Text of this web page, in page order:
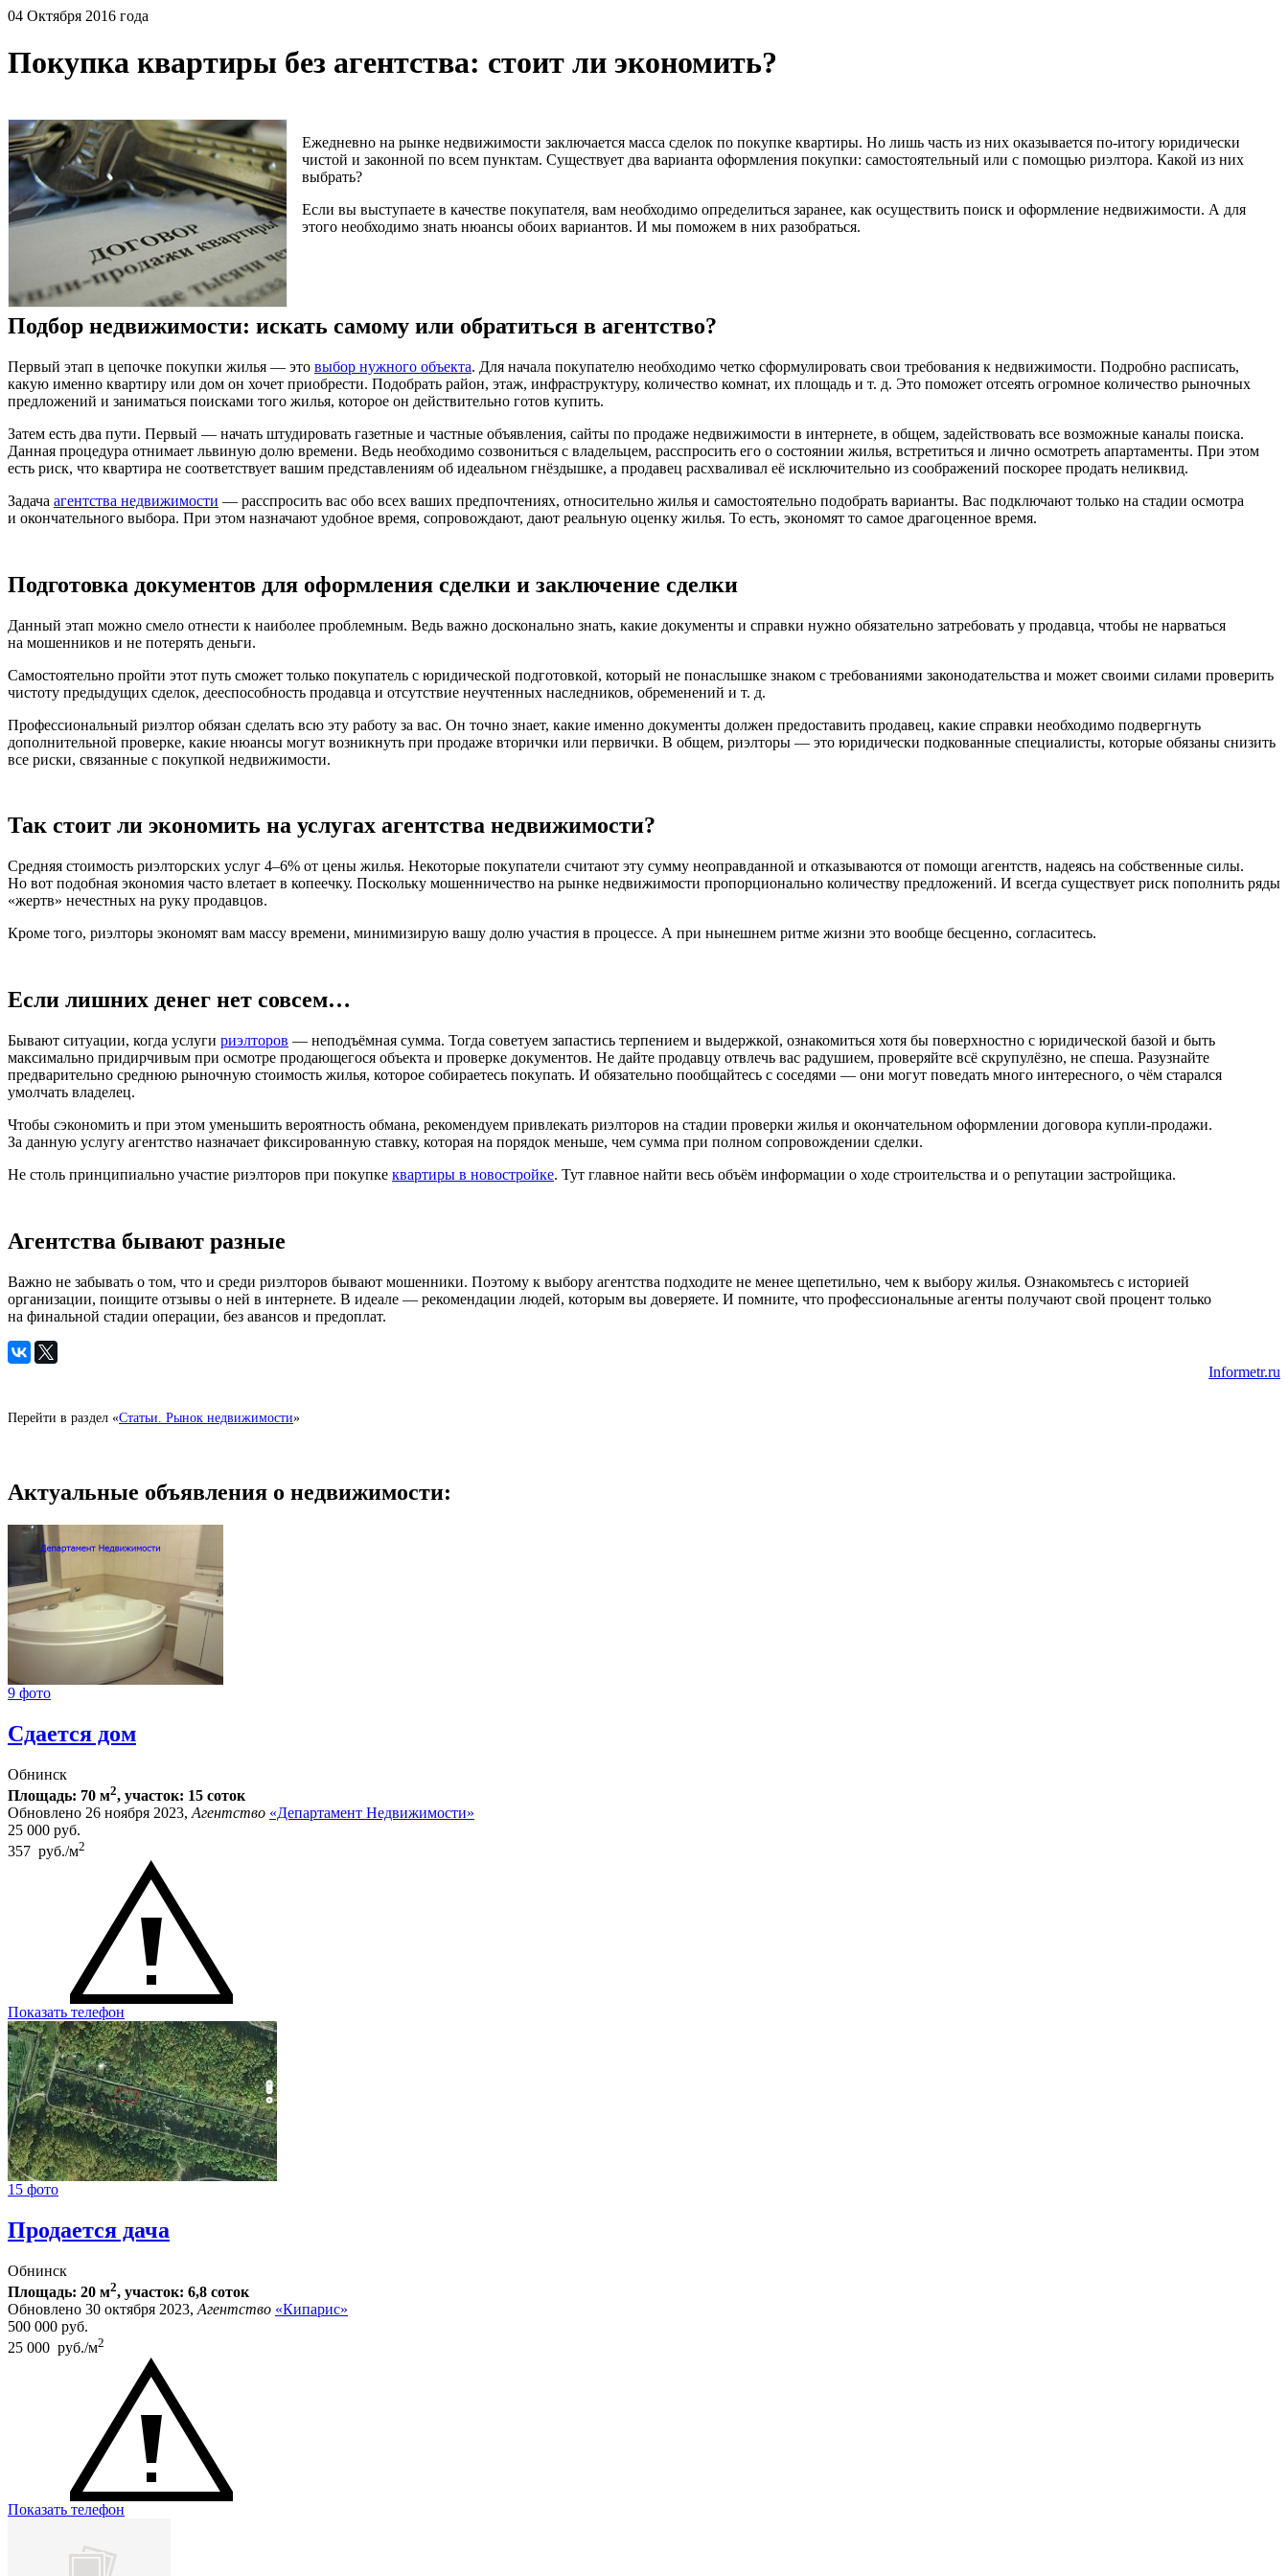
04 Октября 2016 года
Покупка квартиры без агентства: стоит ли экономить?
Ежедневно на рынке недвижимости заключается масса сделок по покупке квартиры. Но лишь часть из них оказывается по-итогу юридически
чистой и законной по всем пунктам. Существует два варианта оформления покупки: самостоятельный или с помощью риэлтора. Какой из них
выбрать?
Если вы выступаете в качестве покупателя, вам необходимо определиться заранее, как осуществить поиск и оформление недвижимости. А для
этого необходимо знать нюансы обоих вариантов. И мы поможем в них разобраться.
Подбор недвижимости: искать самому или обратиться в агентство?
Первый этап в цепочке покупки жилья — это выбор нужного объекта. Для начала покупателю необходимо четко сформулировать свои требования к недвижимости. Подробно расписать,
какую именно квартиру или дом он хочет приобрести. Подобрать район, этаж, инфраструктуру, количество комнат, их площадь и т. д. Это поможет отсеять огромное количество рыночных
предложений и заниматься поисками того жилья, которое он действительно готов купить.
Затем есть два пути. Первый — начать штудировать газетные и частные объявления, сайты по продаже недвижимости в интернете, в общем, задействовать все возможные каналы поиска.
Данная процедура отнимает львиную долю времени. Ведь необходимо созвониться с владельцем, расспросить его о состоянии жилья, встретиться и лично осмотреть апартаменты. При этом
есть риск, что квартира не соответствует вашим представлениям об идеальном гнёздышке, а продавец расхваливал её исключительно из соображений поскорее продать неликвид.
Задача агентства недвижимости — расспросить вас обо всех ваших предпочтениях, относительно жилья и самостоятельно подобрать варианты. Вас подключают только на стадии осмотра
и окончательного выбора. При этом назначают удобное время, сопровождают, дают реальную оценку жилья. То есть, экономят то самое драгоценное время.
Подготовка документов для оформления сделки и заключение сделки
Данный этап можно смело отнести к наиболее проблемным. Ведь важно досконально знать, какие документы и справки нужно обязательно затребовать у продавца, чтобы не нарваться
на мошенников и не потерять деньги.
Самостоятельно пройти этот путь сможет только покупатель с юридической подготовкой, который не понаслышке знаком с требованиями законодательства и может своими силами проверить
чистоту предыдущих сделок, дееспособность продавца и отсутствие неучтенных наследников, обременений и т. д.
Профессиональный риэлтор обязан сделать всю эту работу за вас. Он точно знает, какие именно документы должен предоставить продавец, какие справки необходимо подвергнуть
дополнительной проверке, какие нюансы могут возникнуть при продаже вторички или первички. В общем, риэлторы — это юридически подкованные специалисты, которые обязаны снизить
все риски, связанные с покупкой недвижимости.
Так стоит ли экономить на услугах агентства недвижимости?
Средняя стоимость риэлторских услуг 4–6% от цены жилья. Некоторые покупатели считают эту сумму неоправданной и отказываются от помощи агентств, надеясь на собственные силы.
Но вот подобная экономия часто влетает в копеечку. Поскольку мошенничество на рынке недвижимости пропорционально количеству предложений. И всегда существует риск пополнить ряды
«жертв» нечестных на руку продавцов.
Кроме того, риэлторы экономят вам массу времени, минимизирую вашу долю участия в процессе. А при нынешнем ритме жизни это вообще бесценно, согласитесь.
Если лишних денег нет совсем…
Бывают ситуации, когда услуги риэлторов — неподъёмная сумма. Тогда советуем запастись терпением и выдержкой, ознакомиться хотя бы поверхностно с юридической базой и быть
максимально придирчивым при осмотре продающегося объекта и проверке документов. Не дайте продавцу отвлечь вас радушием, проверяйте всё скрупулёзно, не спеша. Разузнайте
предварительно среднюю рыночную стоимость жилья, которое собираетесь покупать. И обязательно пообщайтесь с соседями — они могут поведать много интересного, о чём старался
умолчать владелец.
Чтобы сэкономить и при этом уменьшить вероятность обмана, рекомендуем привлекать риэлторов на стадии проверки жилья и окончательном оформлении договора купли-продажи.
За данную услугу агентство назначает фиксированную ставку, которая на порядок меньше, чем сумма при полном сопровождении сделки.
Не столь принципиально участие риэлторов при покупке квартиры в новостройке. Тут главное найти весь объём информации о ходе строительства и о репутации застройщика.
Агентства бывают разные
Важно не забывать о том, что и среди риэлторов бывают мошенники. Поэтому к выбору агентства подходите не менее щепетильно, чем к выбору жилья. Ознакомьтесь с историей
организации, поищите отзывы о ней в интернете. В идеале — рекомендации людей, которым вы доверяете. И помните, что профессиональные агенты получают свой процент только
на финальной стадии операции, без авансов и предоплат.
Informetr.ru
Перейти в раздел «Статьи. Рынок недвижимости»
Актуальные объявления о недвижимости:
9 фото
Сдается дом
Обнинск
Площадь: 70 м2, участок: 15 соток
Обновлено 26 ноября 2023, Агентство «Департамент Недвижимости»
25 000 руб.
357 руб./м2
Показать телефон
15 фото
Продается дача
Обнинск
Площадь: 20 м2, участок: 6,8 соток
Обновлено 30 октября 2023, Агентство «Кипарис»
500 000 руб.
25 000 руб./м2
Показать телефон